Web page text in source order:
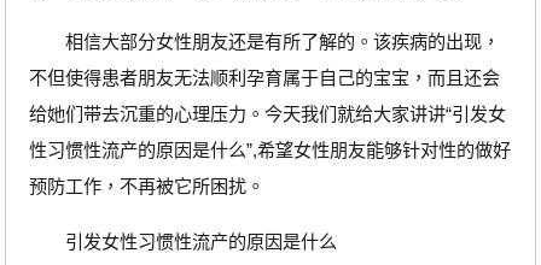
相信大部分女性朋友还是有所了解的。该疾病的出现，
不但使得患者朋友无法顺利孕育属于自己的宝宝，而且还会
给她们带去沉重的心理压力。今天我们就给大家讲讲“引发女
性习惯性流产的原因是什么”,希望女性朋友能够针对性的做好
预防工作，不再被它所困扰。
引发女性习惯性流产的原因是什么